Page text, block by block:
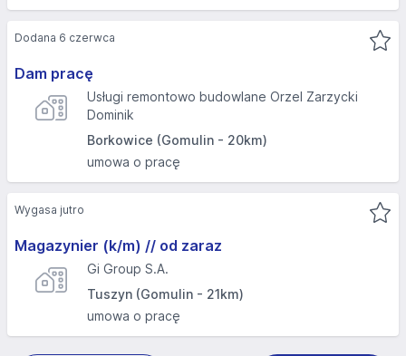
Dam pracę
Usługi remontowo budowlane Orzel Zarzycki
Dominik
Borkowice (Gomulin - 20km)
umowa o pracę
Dodana 6 czerwca
Magazynier (k/m) // od zaraz
Gi Group S.A.
Tuszyn (Gomulin - 21km)
umowa o pracę
Wygasa jutro